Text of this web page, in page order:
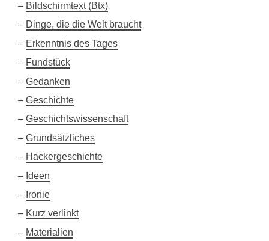
Bildschirmtext (Btx)
Dinge, die die Welt braucht
Erkenntnis des Tages
Fundstück
Gedanken
Geschichte
Geschichtswissenschaft
Grundsätzliches
Hackergeschichte
Ideen
Ironie
Kurz verlinkt
Materialien